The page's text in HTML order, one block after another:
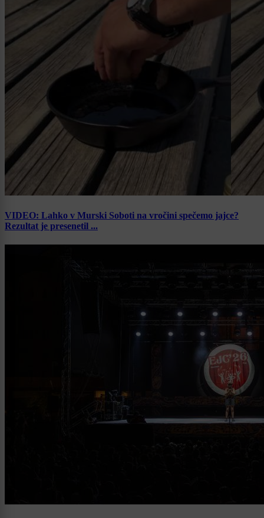
VIDEO: Lahko v Murski Soboti na vročini spečemo jajce?
Rezultat je presenetil ...